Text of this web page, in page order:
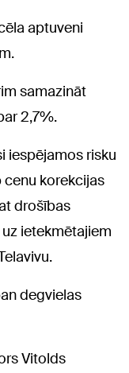
aptuveni
samazināt
2,7%.
iespējamos risku
korekcijas
drošības
ietekmētajiem
degvielas
Vitolds